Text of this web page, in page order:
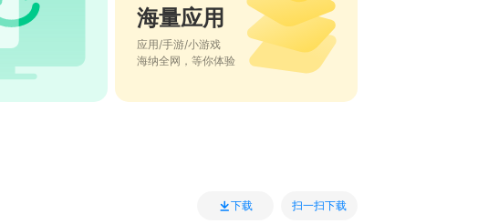
海量应用
应用/手游/小游戏
海纳全网，等你体验
下载 扫一扫下载